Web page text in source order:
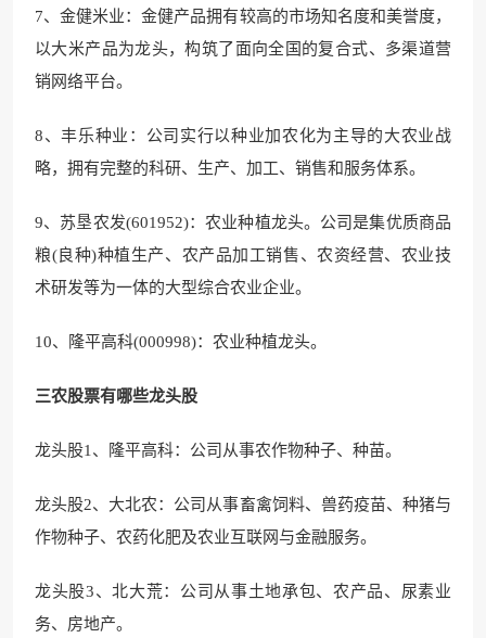
7、金健米业：金健产品拥有较高的市场知名度和美誉度，
以大米产品为龙头，构筑了面向全国的复合式、多渠道营
销网络平台。
8、丰乐种业：公司实行以种业加农化为主导的大农业战
略，拥有完整的科研、生产、加工、销售和服务体系。
9、苏垦农发(601952)：农业种植龙头。公司是集优质商品
粮(良种)种植生产、农产品加工销售、农资经营、农业技
术研发等为一体的大型综合农业企业。
10、隆平高科(000998)：农业种植龙头。
三农股票有哪些龙头股
龙头股1、隆平高科：公司从事农作物种子、种苗。
龙头股2、大北农：公司从事畜禽饲料、兽药疫苗、种猪与
作物种子、农药化肥及农业互联网与金融服务。
龙头股3、北大荒：公司从事土地承包、农产品、尿素业
务、房地产。